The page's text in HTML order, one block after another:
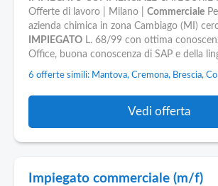
Offerte di lavoro | Milano | Commerciale
azienda chimica in zona Cambiago (MI)
IMPIEGATO L. 68/99 con ottima
Office, buona conoscenza di SAP e della
6 offerte simili: Mantova, Cremona, Brescia,
Vedi offerta
Impiegato commerciale (m/f)